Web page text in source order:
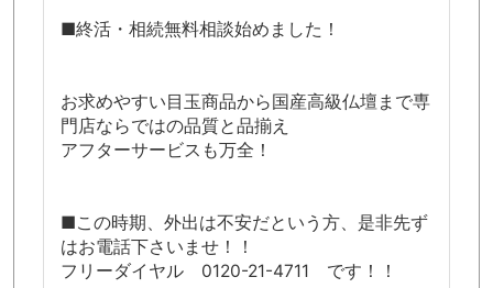
■終活・相続無料相談始めました！
お求めやすい目玉商品から国産高級仏壇まで専
門店ならではの品質と品揃え
アフターサービスも万全！
■この時期、外出は不安だという方、是非先ず
はお電話下さいませ！！
フリーダイヤル 0120-21-4711 です！！